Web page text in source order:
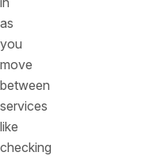
as
you
move
between
services
like
checking